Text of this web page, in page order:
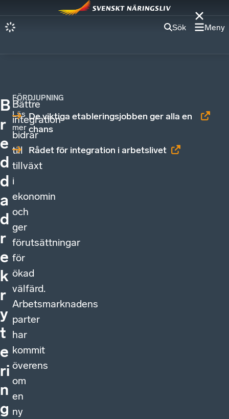
Sök Meny
B
r
e
d
d
a
d
r
e
k
r
y
t
e
ri
n
g
Bättre
integration
bidrar
till
tillväxt
i
ekonomin
och
ger
förutsättningar
för
ökad
välfärd.
Arbetsmarknadens
parter
har
kommit
överens
om
en
ny
Läs
mer
FÖRDJUPNING
De viktiga etableringsjobben ger alla en
chans
Rådet för integration i arbetslivet